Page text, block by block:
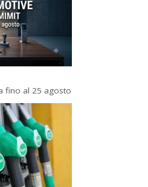
fino al 25 agosto